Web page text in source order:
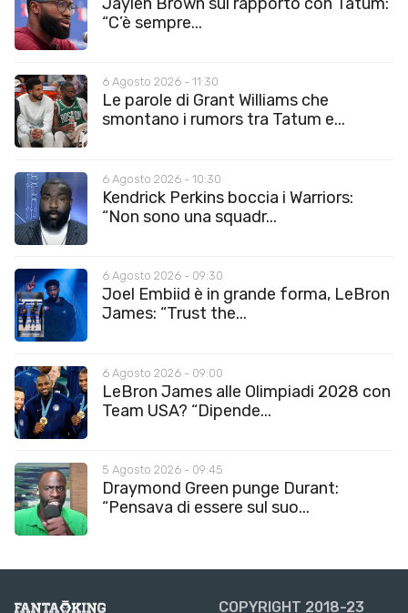
“C’è sempre...
6 Agosto 2026 - 11:30
Le parole di Grant Williams che
smontano i rumors tra Tatum e...
6 Agosto 2026 - 10:30
Kendrick Perkins boccia i Warriors:
“Non sono una squadr...
6 Agosto 2026 - 09:30
Joel Embiid è in grande forma, LeBron
James: “Trust the...
6 Agosto 2026 - 09:00
LeBron James alle Olimpiadi 2028 con
Team USA? “Dipende...
5 Agosto 2026 - 09:45
Draymond Green punge Durant:
“Pensava di essere sul suo...
COPYRIGHT 2018-23